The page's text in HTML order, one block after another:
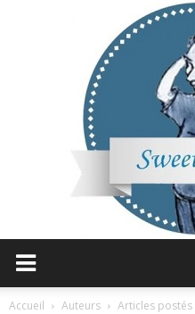
Accueil Auteurs Articles